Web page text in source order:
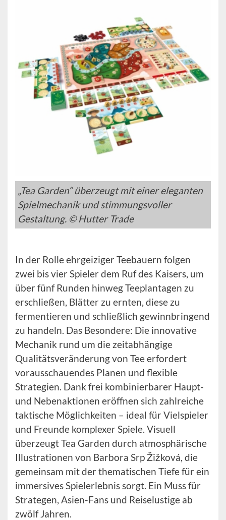
„Tea Garden“ überzeugt mit einer eleganten
Spielmechanik und stimmungsvoller
Gestaltung. © Hutter Trade
In der Rolle ehrgeiziger Teebauern folgen
zwei bis vier Spieler dem Ruf des Kaisers, um
über fünf Runden hinweg Teeplantagen zu
erschließen, Blätter zu ernten, diese zu
fermentieren und schließlich gewinnbringend
zu handeln. Das Besondere: Die innovative
Mechanik rund um die zeitabhängige
Qualitätsveränderung von Tee erfordert
vorausschauendes Planen und flexible
Strategien. Dank frei kombinierbarer Haupt-
und Nebenaktionen eröffnen sich zahlreiche
taktische Möglichkeiten – ideal für Vielspieler
und Freunde komplexer Spiele. Visuell
überzeugt Tea Garden durch atmosphärische
Illustrationen von Barbora Srp Žižková, die
gemeinsam mit der thematischen Tiefe für ein
immersives Spielerlebnis sorgt. Ein Muss für
Strategen, Asien-Fans und Reiselustige ab
zwölf Jahren.